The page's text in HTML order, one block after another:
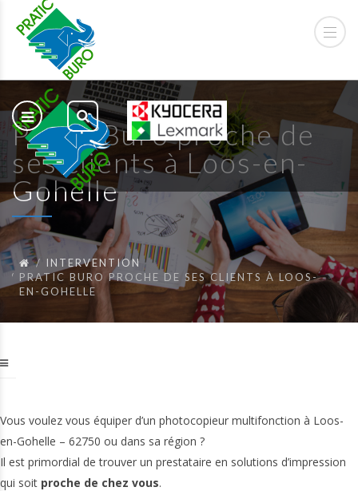
Pratic Buro proche de
ses clients à Loos-en-
Gohelle
INTERVENTION
PRATIC BURO PROCHE DE SES CLIENTS À LOOS-
EN-GOHELLE
Vous voulez vous équiper d’un photocopieur multifonction à Loos-
en-Gohelle – 62750 ou dans sa région ?
Il est primordial de trouver un prestataire en solutions d’impression
qui soit proche de chez vous.